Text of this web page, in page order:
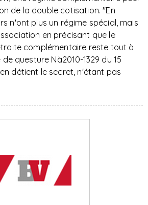
de la double cotisation. "En
n'ont plus un régime spécial, mais
en précisant que le
complémentaire reste tout à
questure Nà2010-1329 du 15
détient le secret, n'étant pas